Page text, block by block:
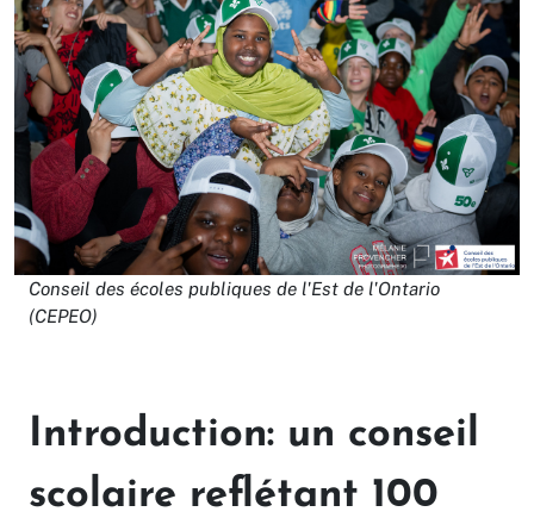
Conseil des écoles publiques de l'Est de l'Ontario
(CEPEO)
Introduction: un conseil
scolaire reflétant 100